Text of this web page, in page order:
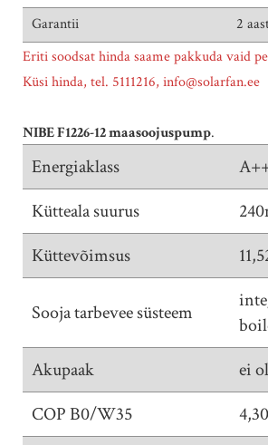
Garantii
2
Eriti soodsat hinda saame pakkuda vaid
Küsi hinda, tel. 5111216, info@solarfan.ee
NIBE F1226-12 maasoojuspump.
Energiaklass
Kütteala suurus
Küttevõimsus
Sooja tarbevee süsteem
Akupaak
ei
COP B0/W35
4,30